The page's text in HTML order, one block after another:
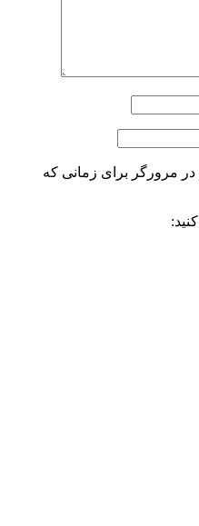
در مرورگر برای زمانی که